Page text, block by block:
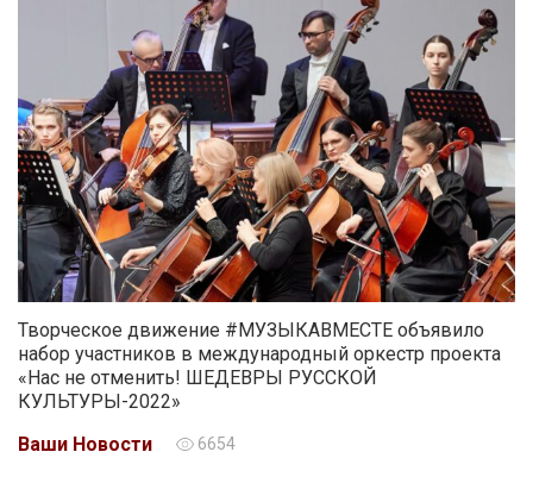
Творческое движение #МУЗЫКАВМЕСТЕ объявило
набор участников в международный оркестр проекта
«Нас не отменить! ШЕДЕВРЫ РУССКОЙ
КУЛЬТУРЫ-2022»
Ваши Новости
6654